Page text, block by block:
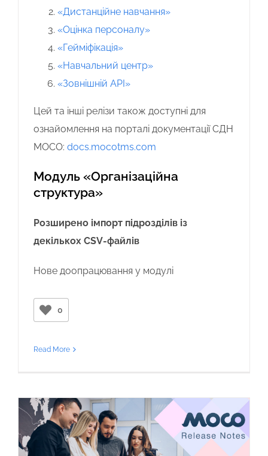
«Дистанційне навчання»
«Оцінка персоналу»
«Гейміфікація»
«Навчальний центр»
«Зовнішній API»
Цей та інші релізи також доступні для
ознайомлення на порталі документації СДН
MOCO: docs.mocotms.com
Модуль «Організаційна
структура»
Розширено імпорт підрозділів із
декількох CSV-файлів
Нове доопрацювання у модулі
0
Read More